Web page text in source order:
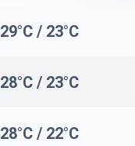
29°C / 23°C
28°C / 23°C
28°C / 22°C